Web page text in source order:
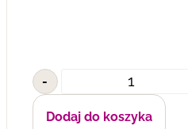
-
Dodaj do koszyka